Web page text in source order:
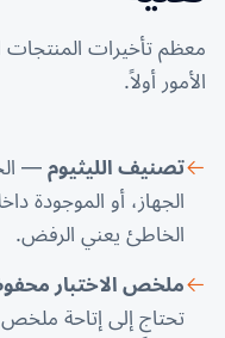
معظم تأخيرات المنتجات
الأمور أولاً.
تصنيف الليثيوم —
الجهاز، أو الموجودة
الخاطئ يعني الرفض.
ملخص الاختبار
تحتاج إلى إتاحة